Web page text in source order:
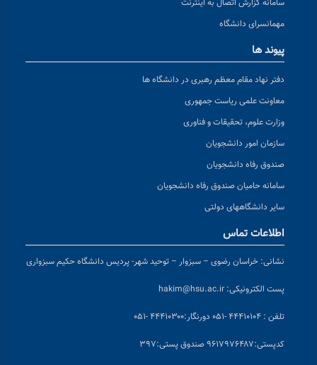
سامانه گزارش اتصال به اینترنت
مهمانسرای دانشگاه
پیوند ها
دفتر نهاد مقام معظم رهبری در دانشگاه ها
معاونت علمی ریاست جمهوری
وزارت علوم، تحقیقات و فناوری
سازمان امور دانشجویان
صندوق رفاه دانشجویان
سامانه حامیان صندوق رفاه دانشجویان
سایر دانشگاههای دولتی
اطلاعات تماس
نشانی: خراسان رضوی – سبزوار – توحید شهر- پردیس دانشگاه حکیم سبزواری
پست الکترونیکی: hakim@hsu.ac.ir
تلفن : ۴۴۴۱۰۱۰۴ -۰۵۱ دورنگار:۴۴۴۱۰۳۰۰ -۰۵۱
کدپستی:۹۶۱۷۹۷۶۴۸۷ صندوق پستی:۳۹۷